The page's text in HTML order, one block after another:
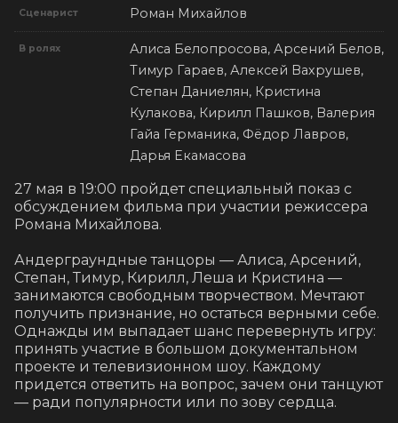
Сценарист Роман Михайлов
В ролях
Алиса Белопросова, Арсений Белов,
Тимур Гараев, Алексей Вахрушев,
Степан Даниелян, Кристина
Кулакова, Кирилл Пашков, Валерия
Гайа Германика, Фёдор Лавров,
Дарья Екамасова
27 мая в 19:00 пройдет специальный показ с
обсуждением фильма при участии режиссера
Романа Михайлова.
Андерграундные танцоры — Алиса, Арсений,
Степан, Тимур, Кирилл, Леша и Кристина —
занимаются свободным творчеством. Мечтают
получить признание, но остаться верными себе.
Однажды им выпадает шанс перевернуть игру:
принять участие в большом документальном
проекте и телевизионном шоу. Каждому
придется ответить на вопрос, зачем они танцуют
— ради популярности или по зову сердца.